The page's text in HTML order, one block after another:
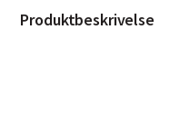
Produktbeskrivelse